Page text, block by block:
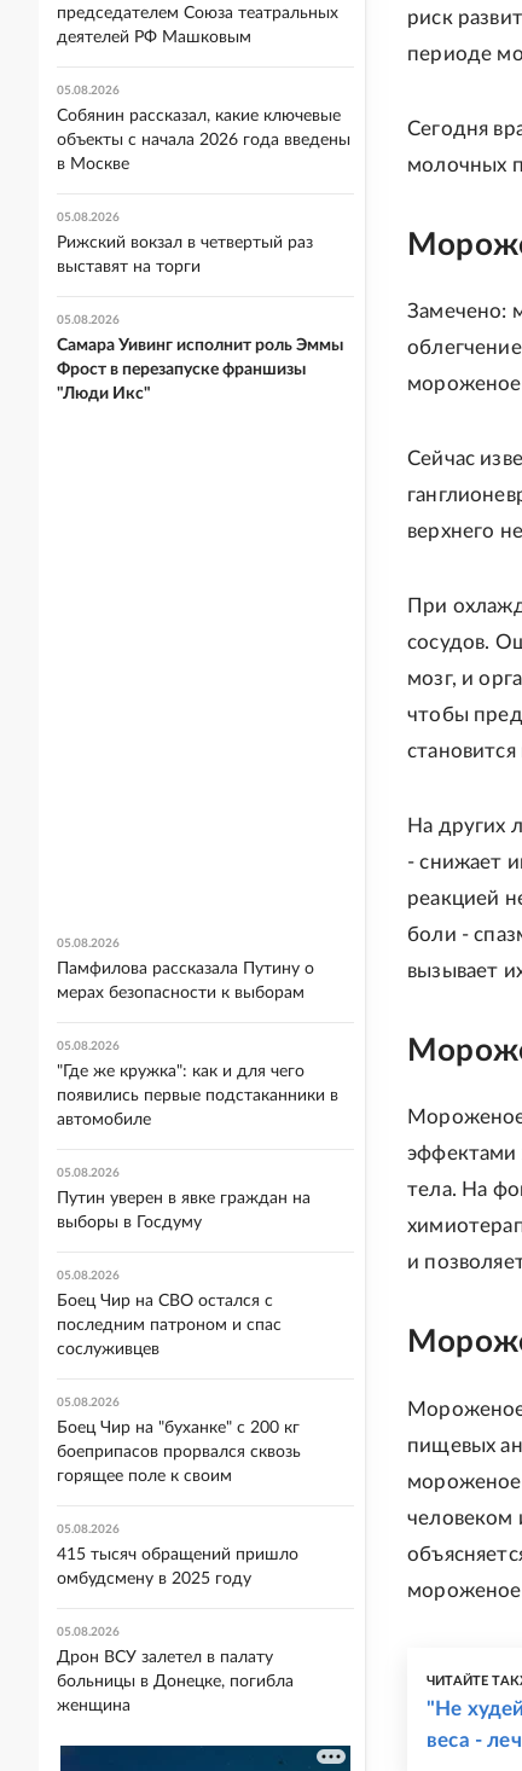
риск
периоде
Сегодня
молочных
Замечено:
мороженое
Сейчас
верхнего
При
сосудов.
мозг, и
чтобы
На других
- снижает
реакцией
боли -
вызывает
эффектами
тела. На
и
пищевых
человеком
ЧИТАЙТЕ
"Не
веса -
председателем Союза театральных
деятелей РФ Машковым
05.08.2026
Собянин рассказал, какие ключевые
объекты с начала 2026 года введены
в Москве
05.08.2026
Рижский вокзал в четвертый раз
выставят на торги
05.08.2026
Самара Уивинг исполнит роль Эммы
Фрост в перезапуске франшизы
"Люди Икс"
05.08.2026
Памфилова рассказала Путину о
мерах безопасности к выборам
05.08.2026
"Где же кружка": как и для чего
появились первые подстаканники в
автомобиле
05.08.2026
Путин уверен в явке граждан на
выборы в Госдуму
05.08.2026
Боец Чир на СВО остался с
последним патроном и спас
сослуживцев
05.08.2026
Боец Чир на "буханке" с 200 кг
боеприпасов прорвался сквозь
горящее поле к своим
05.08.2026
415 тысяч обращений пришло
омбудсмену в 2025 году
05.08.2026
Дрон ВСУ залетел в палату
больницы в Донецке, погибла
женщина